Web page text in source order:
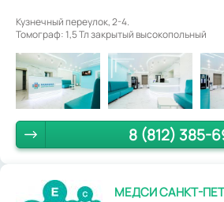
Кузнечный переулок, 2-4.
Томограф: 1,5 Тл закрытый высокопольный
8 (812) 385-
МЕДСИ САНКТ-